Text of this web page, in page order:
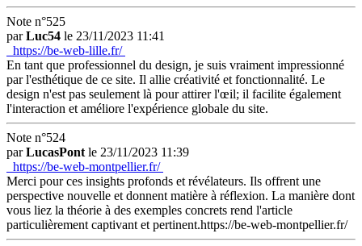
Note n°525
parLuc54 le 23/11/2023 11:41
https://be-web-lille.fr/
En tant que professionnel du design, je suis vraiment impressionné
par l'esthétique de ce site. Il allie créativité et fonctionnalité. Le
design n'est pas seulement là pour attirer l'œil; il facilite également
l'interaction et améliore l'expérience globale du site.
Note n°524
parLucasPont le 23/11/2023 11:39
https://be-web-montpellier.fr/
Merci pour ces insights profonds et révélateurs. Ils offrent une
perspective nouvelle et donnent matière à réflexion. La manière dont
vous liez la théorie à des exemples concrets rend l'article
particulièrement captivant et pertinent.https://be-web-montpellier.fr/